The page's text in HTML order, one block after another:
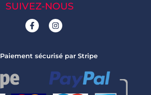
SUIVEZ-NOUS
Paiement sécurisé par Stripe